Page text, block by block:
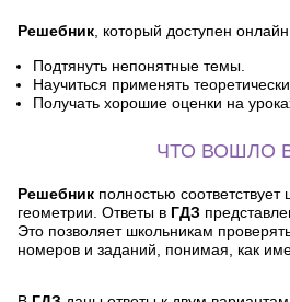
Решебник , который доступен
Подтянуть непонятные темы.
Научиться применять
Получать хорошие оценки на
ЧТО ВОШЛО
Решебник полностью
геометрии. Ответы в ГДЗ
Это позволяет школьникам
номеров и заданий, понимая, как